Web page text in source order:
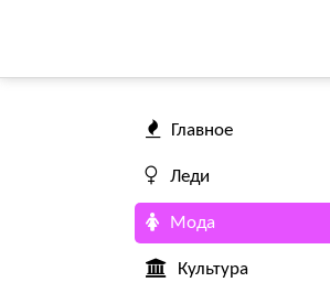
Главное
Леди
Мода
Культура